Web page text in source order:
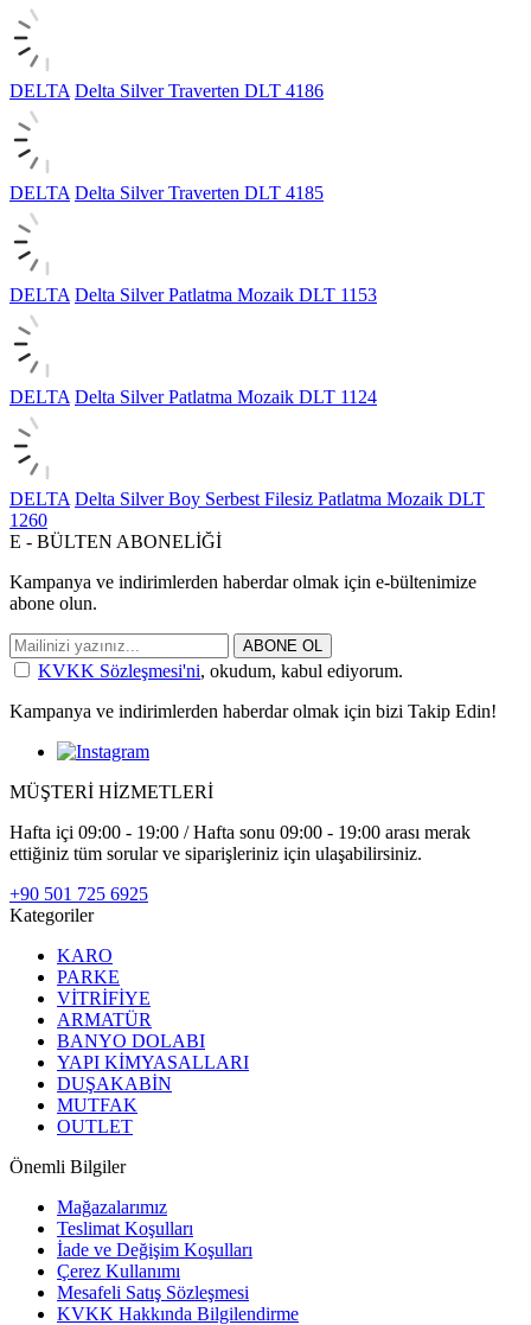
DELTA Delta Silver Traverten DLT 4186
DELTA Delta Silver Traverten DLT 4185
DELTA Delta Silver Patlatma Mozaik DLT 1153
DELTA Delta Silver Patlatma Mozaik DLT 1124
DELTA Delta Silver Boy Serbest Filesiz Patlatma Mozaik DLT
1260
E - BÜLTEN ABONELİĞİ
Kampanya ve indirimlerden haberdar olmak için e-bültenimize
abone olun.
ABONE OL
KVKK Sözleşmesi'ni, okudum, kabul ediyorum.
Kampanya ve indirimlerden haberdar olmak için bizi Takip Edin!
MÜŞTERİ HİZMETLERİ
Hafta içi 09:00 - 19:00 / Hafta sonu 09:00 - 19:00 arası merak
ettiğiniz tüm sorular ve siparişleriniz için ulaşabilirsiniz.
+90 501 725 6925
Kategoriler
KARO
PARKE
VİTRİFİYE
ARMATÜR
BANYO DOLABI
YAPI KİMYASALLARI
DUŞAKABİN
MUTFAK
OUTLET
Önemli Bilgiler
Mağazalarımız
Teslimat Koşulları
İade ve Değişim Koşulları
Çerez Kullanımı
Mesafeli Satış Sözleşmesi
KVKK Hakkında Bilgilendirme